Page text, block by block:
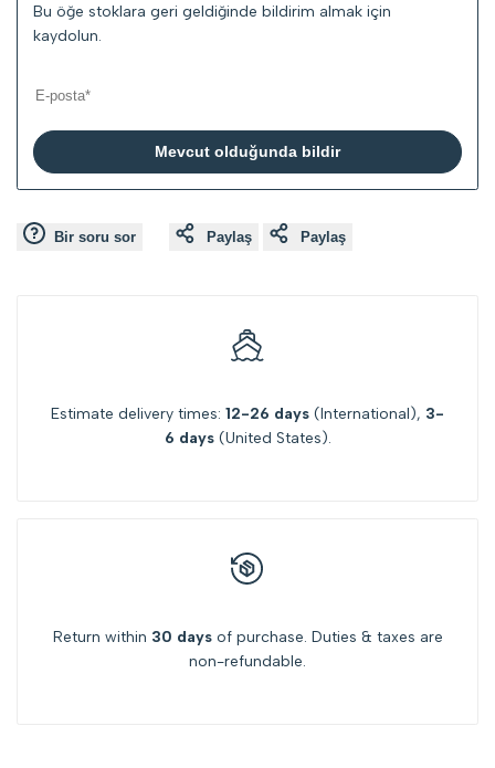
Bu öğe stoklara geri geldiğinde bildirim almak için
kaydolun.
Mevcut olduğunda bildir
Bir soru sor Paylaş Paylaş
Estimate delivery times: 12-26 days (International), 3-
6 days(United States).
Return within 30 daysof purchase. Duties & taxes are
non-refundable.